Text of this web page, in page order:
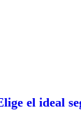
el ideal